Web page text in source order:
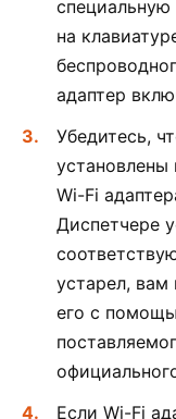
на
адаптер
Убедитесь,
Wi-Fi
Диспетчере
устарел, вам
его с
Если Wi-Fi